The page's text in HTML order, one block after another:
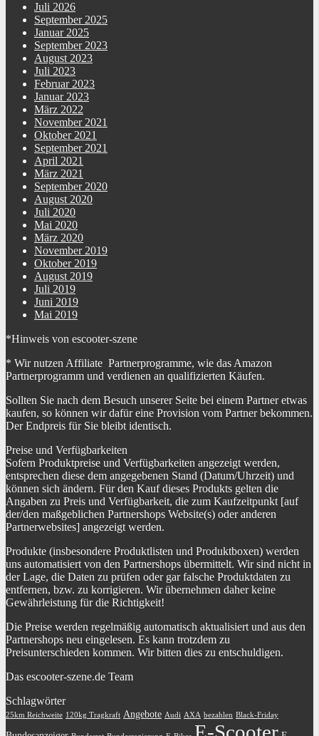
Juli 2026
September 2025
Januar 2025
September 2023
August 2023
Juli 2023
Februar 2023
Januar 2023
März 2022
November 2021
Oktober 2021
September 2021
April 2021
März 2021
September 2020
August 2020
Juli 2020
Mai 2020
März 2020
November 2019
Oktober 2019
August 2019
Juli 2019
Juni 2019
Mai 2019
*Hinweis von escooter-szene
* Wir nutzen Affiliate Partnerprogramme, wie das Amazon
Partnerprogramm und verdienen an qualifizierten Käufen.
Sollten Sie nach dem Besuch unserer Seite bei einem Partner etwas
kaufen, so können wir dafür eine Provision vom Partner bekommen.
Der Endpreis für Sie bleibt identisch.
Preise und Verfügbarkeiten
Sofern Produktpreise und Verfügbarkeiten angezeigt werden,
entsprechen diese dem angegebenen Stand (Datum/Uhrzeit) und
können sich ändern. Für den Kauf dieses Produkts gelten die
Angaben zu Preis und Verfügbarkeit, die zum Kaufzeitpunkt [auf
der/den maßgeblichen Partnershops Website(s) oder anderen
Partnerwebsites] angezeigt werden.
Produkte (insbesondere Produktlisten und Produktboxen) werden
uns automatisiert von den Partnershops übermittelt. Wir sind nicht in
der Lage, die Daten zu prüfen oder gar falsche Produktdaten zu
entfernen, bzw. zu korrigieren. Wir übernehmen daher keine
Gewährleistung für die Richtigkeit!
Die Preise werden regelmäßig automatisch aktualisiert und aus den
Partnershops neu eingelesen. Es kann trotzdem zu
Preisunterschieden kommen. Wir bitten dies zu entschuldigen.
Das escooter-szene.de Team
Schlagwörter
25km Reichweite 120kg Tragkraft Angebote Audi AXA bezahlen Black-Friday